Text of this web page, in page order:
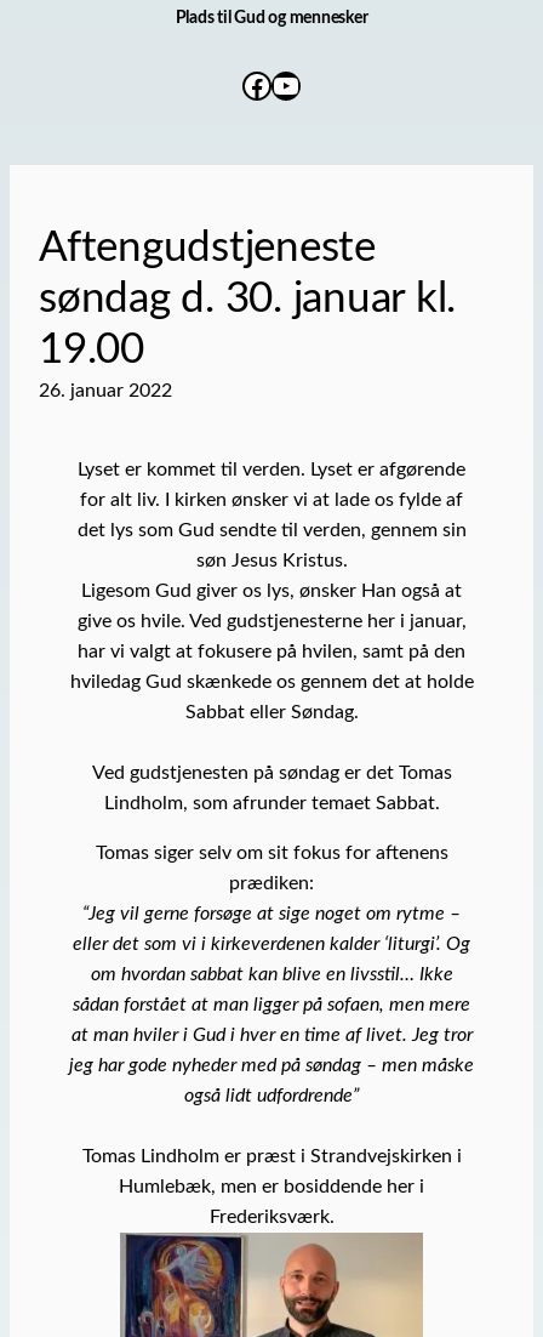
Plads til Gud og mennesker
Facebook
YouTube
Aftengudstjeneste
søndag d. 30. januar kl.
19.00
26. januar 2022
Lyset er kommet til verden. Lyset er afgørende
for alt liv. I kirken ønsker vi at lade os fylde af
det lys som Gud sendte til verden, gennem sin
søn Jesus Kristus.
Ligesom Gud giver os lys, ønsker Han også at
give os hvile. Ved gudstjenesterne her i januar,
har vi valgt at fokusere på hvilen, samt på den
hviledag Gud skænkede os gennem det at holde
Sabbat eller Søndag.
Ved gudstjenesten på søndag er det Tomas
Lindholm, som afrunder temaet Sabbat.
Tomas siger selv om sit fokus for aftenens
prædiken:
“Jeg vil gerne forsøge at sige noget om rytme –
eller det som vi i kirkeverdenen kalder ‘liturgi’. Og
om hvordan sabbat kan blive en livsstil… Ikke
sådan forstået at man ligger på sofaen, men mere
at man hviler i Gud i hver en time af livet. Jeg tror
jeg har gode nyheder med på søndag – men måske
også lidt udfordrende”
Tomas Lindholm er præst i Strandvejskirken i
Humlebæk, men er bosiddende her i
Frederiksværk.